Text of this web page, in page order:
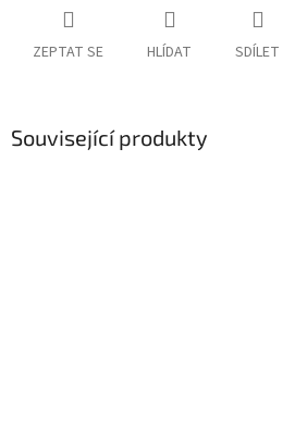
ZEPTAT SE HLÍDAT SDÍLET
Související produkty